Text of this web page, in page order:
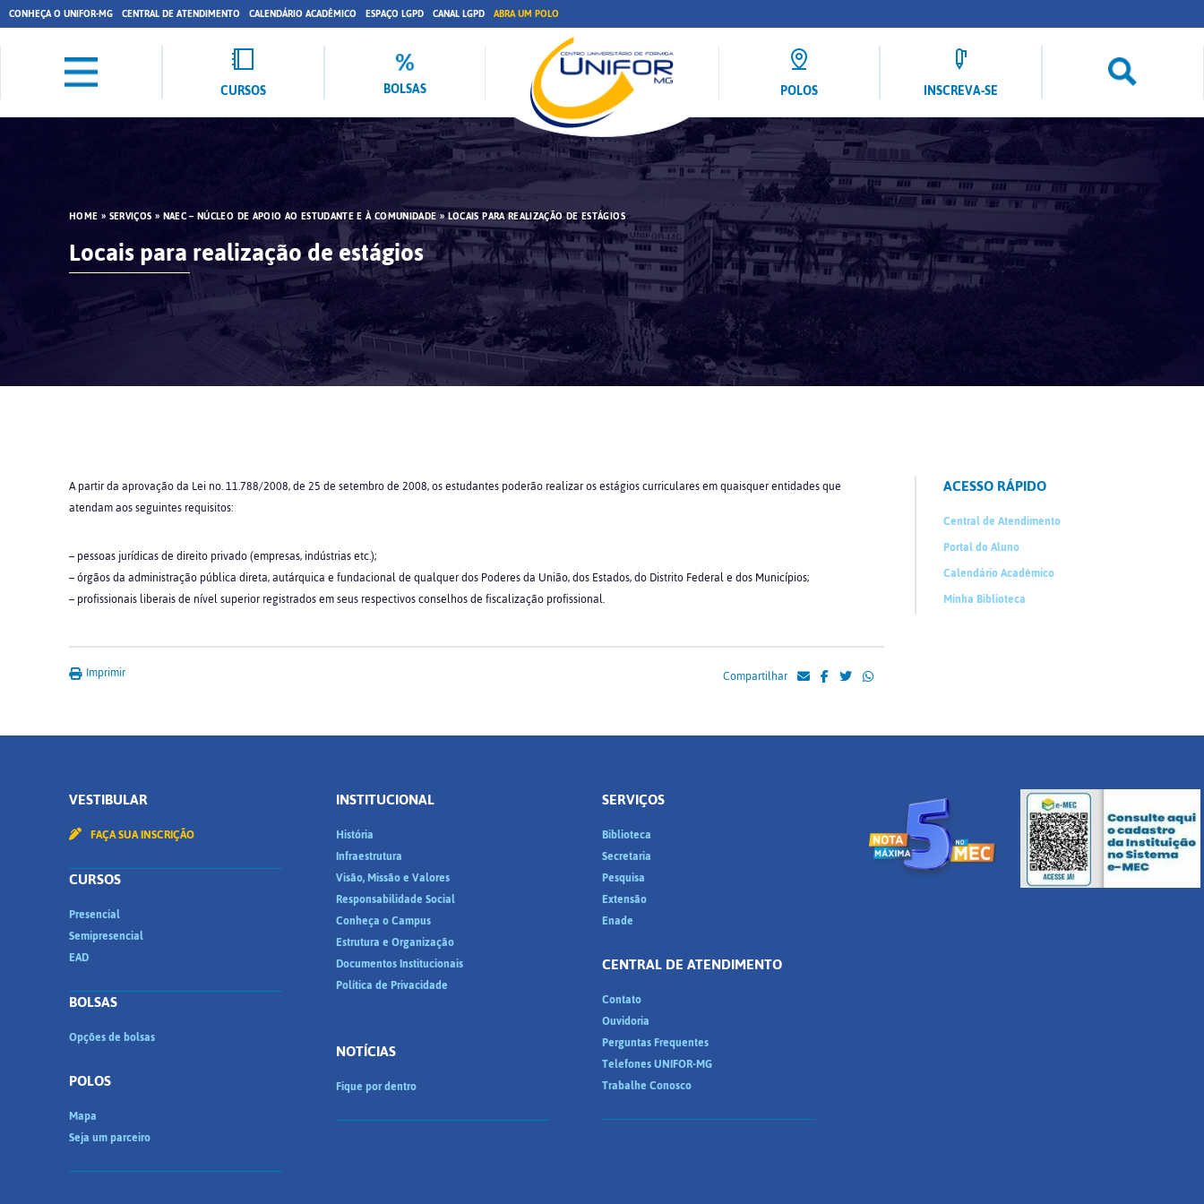
CONHEÇA O UNIFOR-MG CENTRAL DE ATENDIMENTO CALENDÁRIO ACADÊMICO ESPAÇO LGPD CANAL LGPD ABRA UM POLO
CURSOS BOLSAS POLOS INSCREVA-SE
HOME»SERVIÇOS»NAEC – NÚCLEO DE APOIO AO ESTUDANTE E À COMUNIDADE»LOCAIS PARA REALIZAÇÃO DE ESTÁGIOS
Locais para realização de estágios
A partir da aprovação da Lei no. 11.788/2008, de 25 de setembro de 2008, os estudantes poderão realizar os estágios curriculares em quaisquer entidades que
atendam aos seguintes requisitos:
– pessoas jurídicas de direito privado (empresas, indústrias etc.);
– órgãos da administração pública direta, autárquica e fundacional de qualquer dos Poderes da União, dos Estados, do Distrito Federal e dos Municípios;
– profissionais liberais de nível superior registrados em seus respectivos conselhos de fiscalização profissional.
Imprimir Compartilhar
ACESSO RÁPIDO
Central de Atendimento
Portal do Aluno
Calendário Acadêmico
Minha Biblioteca
VESTIBULAR
FAÇA SUA INSCRIÇÃO
CURSOS
Presencial
Semipresencial
EAD
BOLSAS
Opções de bolsas
POLOS
Mapa
Seja um parceiro
INSTITUCIONAL
História
Infraestrutura
Visão, Missão e Valores
Responsabilidade Social
Conheça o Campus
Estrutura e Organização
Documentos Institucionais
Política de Privacidade
NOTÍCIAS
Fique por dentro
SERVIÇOS
Biblioteca
Secretaria
Pesquisa
Extensão
Enade
CENTRAL DE ATENDIMENTO
Contato
Ouvidoria
Perguntas Frequentes
Telefones UNIFOR-MG
Trabalhe Conosco